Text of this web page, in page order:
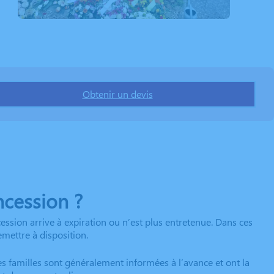
Obtenir un devis
?
arrive à expiration ou n’est plus entretenue. Dans ces
à disposition.
familles sont généralement informées à l’avance et ont la